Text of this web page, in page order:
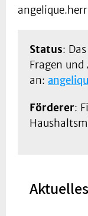
Status:
Fragen
an:
Förderer: